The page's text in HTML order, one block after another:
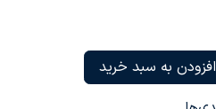
افزودن به سبد خرید